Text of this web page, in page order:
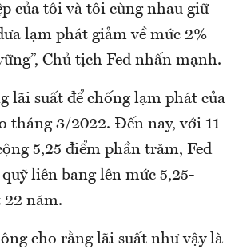
của tôi và tôi cùng nhau giữ
lạm phát giảm về mức 2%
Chủ tịch Fed nhấn mạnh.
lãi suất để chống lạm phát của
tháng 3/2022. Đến nay, với 11
5,25 điểm phần trăm, Fed
liên bang lên mức 5,25-
22 năm.
cho rằng lãi suất như vậy là